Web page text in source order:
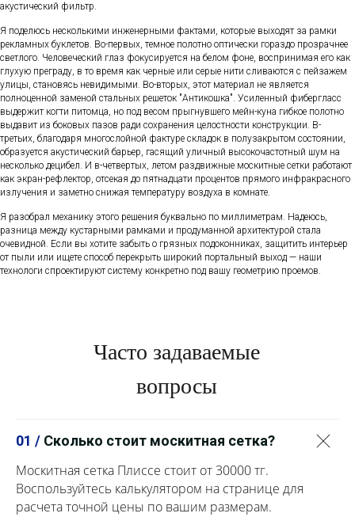
акустический фильтр.
Я поделюсь несколькими инженерными фактами, которые выходят за рамки
рекламных буклетов. Во-первых, темное полотно оптически гораздо прозрачнее
светлого. Человеческий глаз фокусируется на белом фоне, воспринимая его как
глухую преграду, в то время как черные или серые нити сливаются с пейзажем
улицы, становясь невидимыми. Во-вторых, этот материал не является
полноценной заменой стальных решеток "Антикошка". Усиленный фибергласс
выдержит когти питомца, но под весом прыгнувшего мейн-куна гибкое полотно
выдавит из боковых пазов ради сохранения целостности конструкции. В-
третьих, благодаря многослойной фактуре складок в полузакрытом состоянии,
образуется акустический барьер, гасящий уличный высокочастотный шум на
несколько децибел. И в-четвертых, летом раздвижные москитные сетки работают
как экран-рефлектор, отсекая до пятнадцати процентов прямого инфракрасного
излучения и заметно снижая температуру воздуха в комнате.
Я разобрал механику этого решения буквально по миллиметрам. Надеюсь,
разница между кустарными рамками и продуманной архитектурой стала
очевидной. Если вы хотите забыть о грязных подоконниках, защитить интерьер
от пыли или ищете способ перекрыть широкий портальный выход — наши
технологи спроектируют систему конкретно под вашу геометрию проемов.
Часто задаваемые
вопросы
01 / Сколько стоит москитная сетка?
Москитная сетка Плиссе стоит от 30000 тг.
Воспользуйтесь калькулятором на странице для
расчета точной цены по вашим размерам.